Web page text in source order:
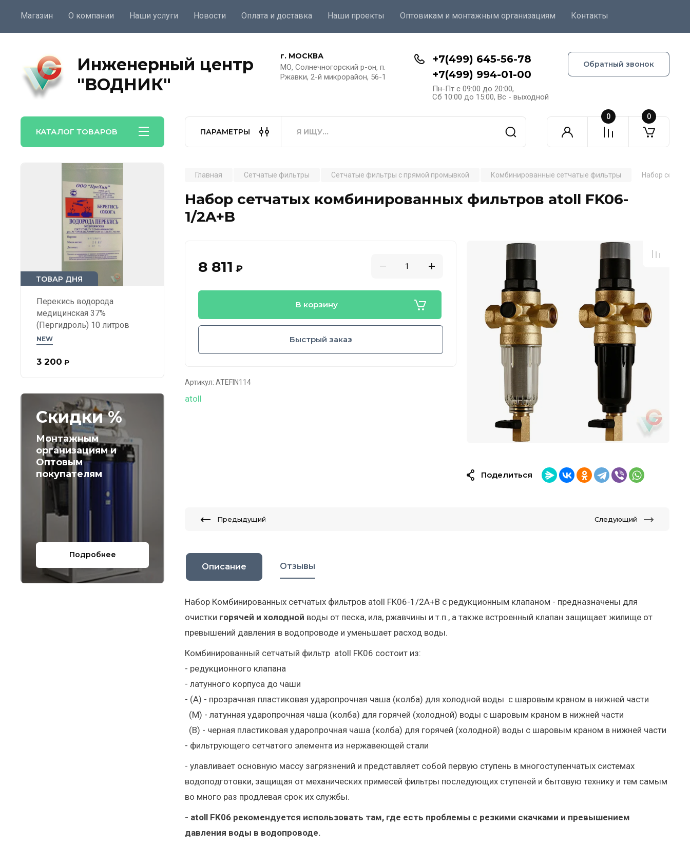
Магазин О компании Наши услуги Новости Оплата и доставка Наши проекты Оптовикам и монтажным организациям Контакты
Инженерный центр
"ВОДНИК"
г. МОСКВА
МО, Солнечногорский р-он, п.
Ржавки, 2-й микрорайон, 56-1
+7(499) 645-56-78
+7(499) 994-01-00
Пн-Пт с 09:00 до 20:00,
Сб 10:00 до 15:00, Вс - выходной
Обратный звонок
КАТАЛОГ ТОВАРОВ ПАРАМЕТРЫ
0 0
ТОВАР ДНЯ
Перекись водорода
медицинская 37%
(Пергидроль) 10 литров
NEW
3 200 ₽
Скидки %
Монтажным
организациям и
Оптовым
покупателям
Подробнее
Главная Сетчатые фильтры Сетчатые фильтры с прямой промывкой Комбинированные сетчатые фильтры Набор
Набор сетчатых комбинированных фильтров atoll FK06-
1/2A+B
8 811 ₽
В корзину
Быстрый заказ
Артикул: ATEFIN114
atoll
Поделиться
Предыдущий Следующий
Описание Отзывы
Набор Комбинированных сетчатых фильтров atoll FK06-1/2A+B с редукционным клапаном - предназначены для
очистки горячей и холодной воды от песка, ила, ржавчины и т.п., а также встроенный клапан защищает жилище от
превышений давления в водопроводе и уменьшает расход воды.
Комбинированный сетчатый фильтр atoll FK06 состоит из:
- редукционного клапана
- латунного корпуса до чаши
- (А) - прозрачная пластиковая ударопрочная чаша (колба) для холодной воды с шаровым краном в нижней части
(М) - латунная ударопрочная чаша (колба) для горячей (холодной) воды с шаровым краном в нижней части
(B) - черная пластиковая ударопрочная чаша (колба) для горячей (холодной) воды с шаровым краном в нижней части
- фильтрующего сетчатого элемента из нержавеющей стали
- улавливает основную массу загрязнений и представляет собой первую ступень в многоступенчатых системах
водоподготовки, защищая от механических примесей фильтры последующих ступеней и бытовую технику и тем самым
во много раз продлевая срок их службы.
- atoll FK06 рекомендуется использовать там, где есть проблемы с резкими скачками и превышением
давления воды в водопроводе.